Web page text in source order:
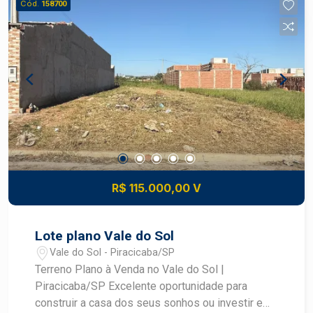
Nas proximidades de supermercados, escolas,
farmácias, academias e restaurantes; - A poucos
minutos do centro de Piracicaba; - Documentação
regular, com matrícula individualizada. -
Destaques da localização: - Bairro em constante
desenvolvimento; - Excelente mobilidade para
diversas regiões da cidade; - Região valorizada
pela tranquilidade e qualidade de vida; - Ideal
para quem deseja construir a casa própria ou
investir em um terreno com ótimo potencial de
informações e agende uma visita!
Cód. 158700
R$ 115.000,00 V
Lote plano Vale do Sol
Vale do Sol - Piracicaba/SP
Terreno Plano à Venda no Vale do Sol |
Piracicaba/SP Excelente oportunidade para
construir a casa dos seus sonhos ou investir em